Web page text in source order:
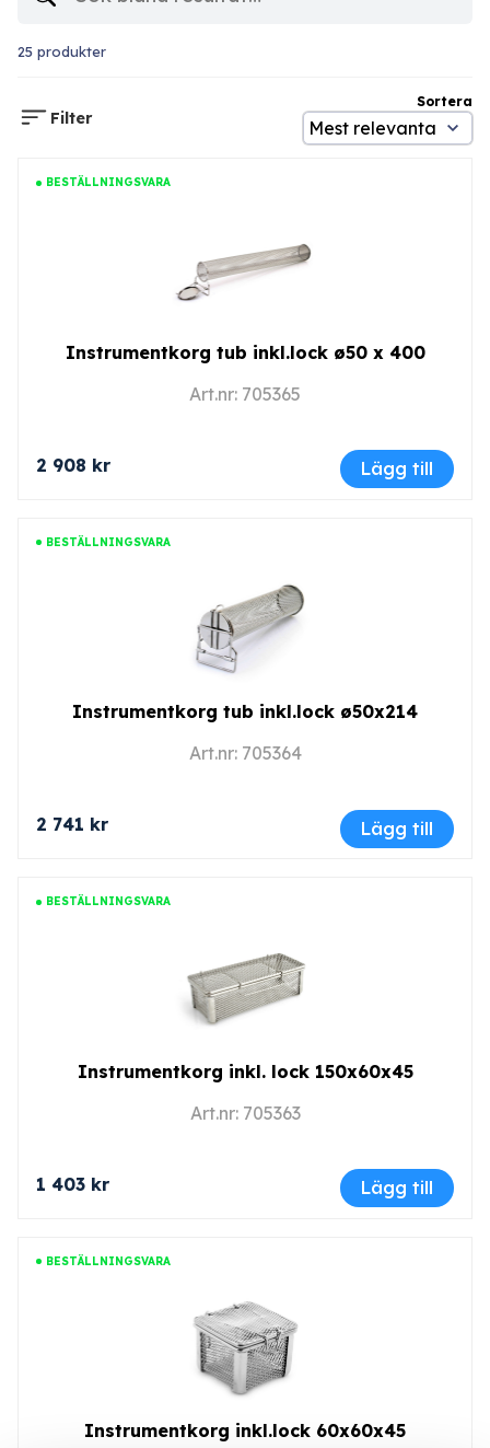
25 produkter
Sortera
Filter
BESTÄLLNINGSVARA
Instrumentkorg tub inkl.lock ø50 x 400
Art.nr: 705365
2 908 kr Lägg till
BESTÄLLNINGSVARA
Instrumentkorg tub inkl.lock ø50x214
Art.nr: 705364
2 741 kr Lägg till
BESTÄLLNINGSVARA
Instrumentkorg inkl. lock 150x60x45
Art.nr: 705363
1 403 kr Lägg till
BESTÄLLNINGSVARA
Instrumentkorg inkl.lock 60x60x45